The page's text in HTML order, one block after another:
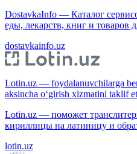
DostavkaInfo — Каталог
еды, лекарств, книг и товаров
dostavkainfo.uz
Lotin.uz — foydalanuvchilarga
aksincha o‘girish xizmatini taklif
Lotin.uz — поможет
кириллицы на латиницу и
lotin.uz